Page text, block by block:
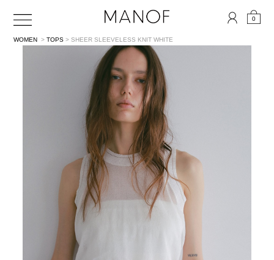
0
WOMEN >TOPS > SHEER SLEEVELESS KNITWHITE